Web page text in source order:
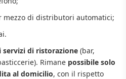
mezzo di distributori automatici;
di ristorazione (bar,
Rimane possibile solo
al domicilio, con il rispetto